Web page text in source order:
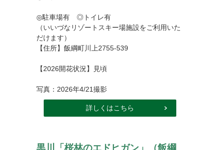
◎駐車場有 ◎トイレ有
（いいづなリゾートスキー場施設をご利用いた
だけます）
【住所】飯綱町川上2755-539
【2026開花状況】見頃
写真：2026年4/21撮影
詳しくはこちら
黒川「桜林のエドヒガン」（飯綱